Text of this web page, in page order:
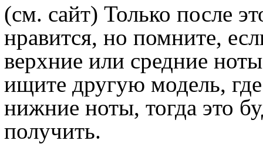
(см. сайт) Только после
нравится, но помните,
верхние или средние
ищите другую модель,
нижние ноты, тогда это
получить.